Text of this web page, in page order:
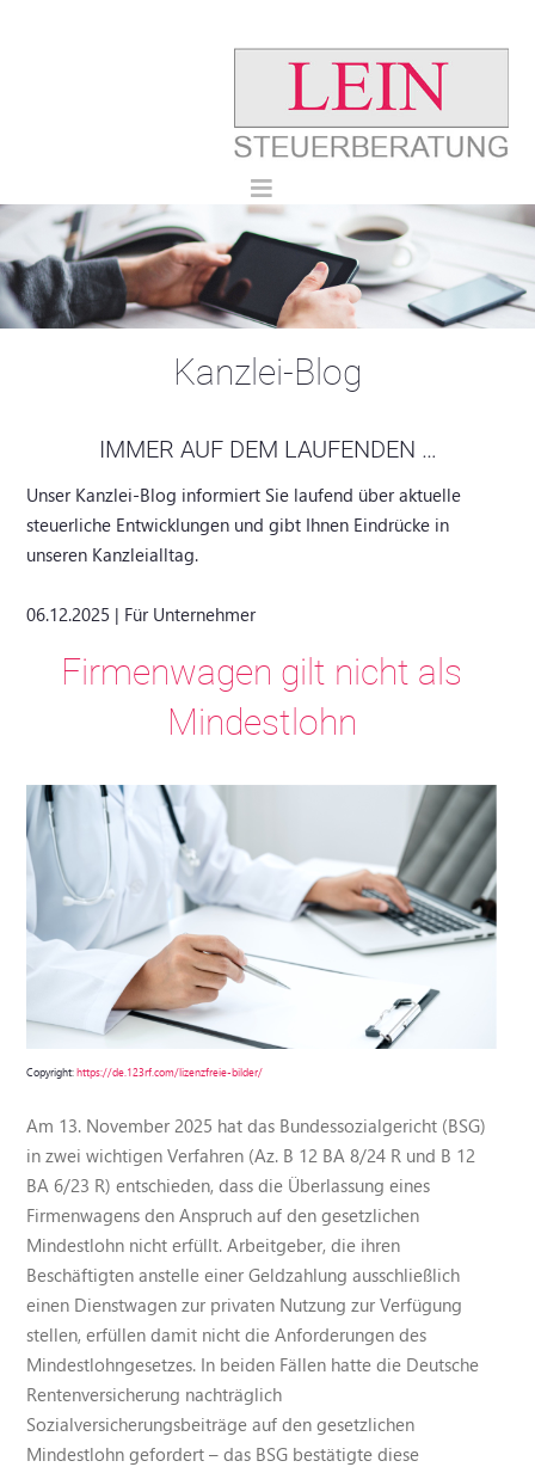
Kanzlei-Blog
IMMER AUF DEM LAUFENDEN …
Unser Kanzlei-Blog informiert Sie laufend über aktuelle
steuerliche Entwicklungen und gibt Ihnen Eindrücke in
unseren Kanzleialltag.
06.12.2025 | Für Unternehmer
Firmenwagen gilt nicht als
Mindestlohn
Copyright:https://de.123rf.com/lizenzfreie-bilder/
Am 13. November 2025 hat das Bundessozialgericht (BSG)
in zwei wichtigen Verfahren (Az. B 12 BA 8/24 R und B 12
BA 6/23 R) entschieden, dass die Überlassung eines
Firmenwagens den Anspruch auf den gesetzlichen
Mindestlohn nicht erfüllt. Arbeitgeber, die ihren
Beschäftigten anstelle einer Geldzahlung ausschließlich
einen Dienstwagen zur privaten Nutzung zur Verfügung
stellen, erfüllen damit nicht die Anforderungen des
Mindestlohngesetzes. In beiden Fällen hatte die Deutsche
Rentenversicherung nachträglich
Sozialversicherungsbeiträge auf den gesetzlichen
Mindestlohn gefordert – das BSG bestätigte diese